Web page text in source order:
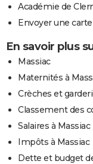
Académie de
Envoyer une
En savoir plus
Massiac
Maternités à
Crèches et
Classement des
Salaires à Massiac
Impôts à Massiac
Dette et budget